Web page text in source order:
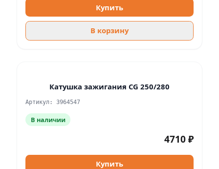
Купить
В корзину
Катушка зажигания CG 250/280
Артикул: 3964547
В наличии
4710 ₽
Купить